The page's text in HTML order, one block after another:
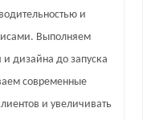
и
Выполняем
дизайна до запуска
современные
и увеличивать